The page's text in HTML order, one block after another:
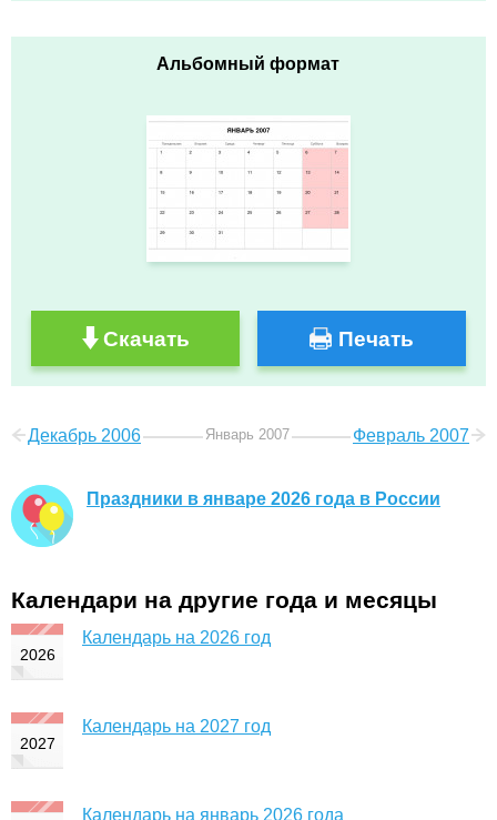
Альбомный формат
Скачать Печать
Декабрь 2006 Январь 2007 Февраль 2007
Праздники в январе 2026 года в России
Календари на другие года и месяцы
Календарь на 2026 год
Календарь на 2027 год
Календарь на январь 2026 года